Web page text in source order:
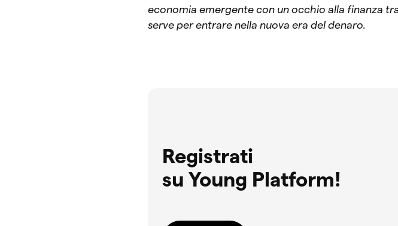
economia emergente con un occhio alla finanza
serve per entrare nella nuova era del denaro.
Registrati
su Young Platform!